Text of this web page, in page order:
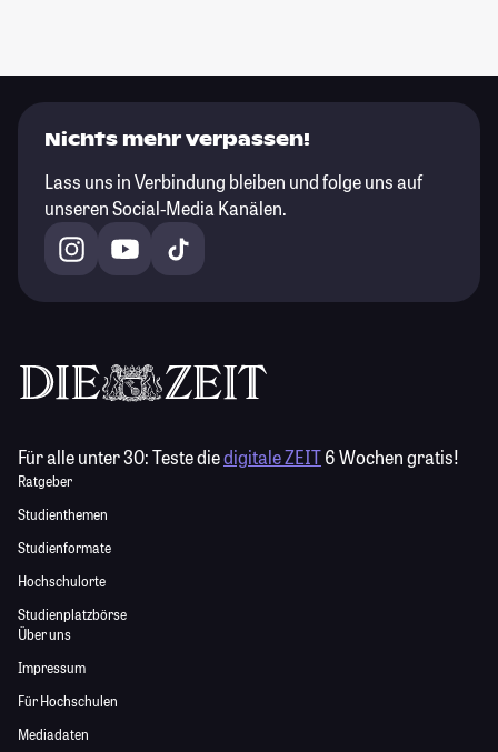
Nichts mehr verpassen!
Lass uns in Verbindung bleiben und folge uns auf
unseren Social-Media Kanälen.
Für alle unter 30:Teste diedigitale ZEIT6 Wochen gratis!
Ratgeber
Studienthemen
Studienformate
Hochschulorte
Studienplatzbörse
Über uns
Impressum
Für Hochschulen
Mediadaten